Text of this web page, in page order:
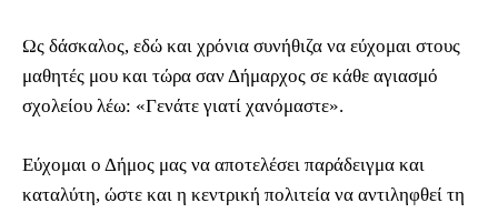
Ως δάσκαλος, εδώ και χρόνια συνήθιζα να εύχομαι στους
μαθητές μου και τώρα σαν Δήμαρχος σε κάθε αγιασμό
σχολείου λέω: «Γενάτε γιατί χανόμαστε».
Εύχομαι ο Δήμος μας να αποτελέσει παράδειγμα και
καταλύτη, ώστε και η κεντρική πολιτεία να αντιληφθεί τη